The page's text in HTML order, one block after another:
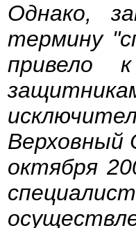
Однако,
термину
привело
Верховный
октября